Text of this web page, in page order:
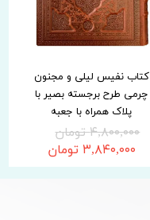
کتاب نفیس لیلی و مجنون
چرمی طرح برجسته بصیر با
پلاک همراه با جعبه
۴,۸۰۰,۰۰۰ تومان
۳,۸۴۰,۰۰۰ تومان